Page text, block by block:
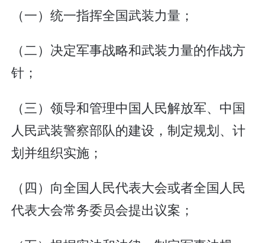
（一）统一指挥全国武装力量；
（二）决定军事战略和武装力量的作战方
针；
（三）领导和管理中国人民解放军、中国
人民武装警察部队的建设，制定规划、计
划并组织实施；
（四）向全国人民代表大会或者全国人民
代表大会常务委员会提出议案；